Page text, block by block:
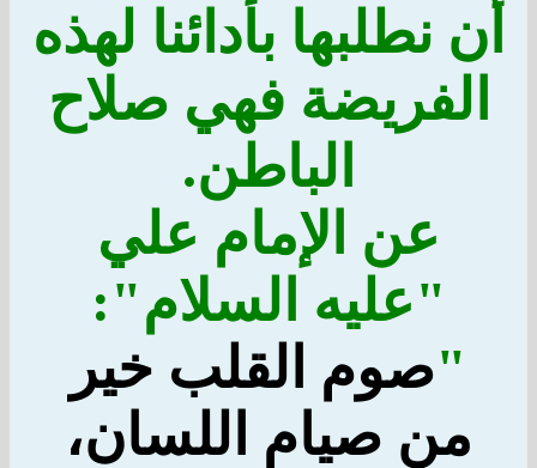
أن نطلبها بأدائنا لهذه
الفريضة فهي صلاح
الباطن.
عن الإمام علي
"عليه السلام":
"صوم القلب خير
من صيام اللسان،